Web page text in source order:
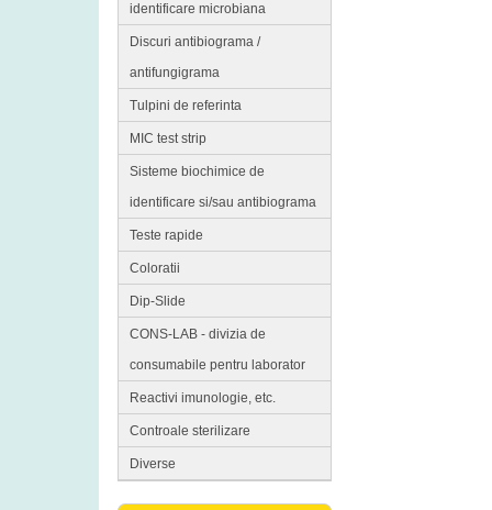
identificare microbiana
Discuri antibiograma /
antifungigrama
Tulpini de referinta
MIC test strip
Sisteme biochimice de
identificare si/sau antibiograma
Teste rapide
Coloratii
Dip-Slide
CONS-LAB - divizia de
consumabile pentru laborator
Reactivi imunologie, etc.
Controale sterilizare
Diverse